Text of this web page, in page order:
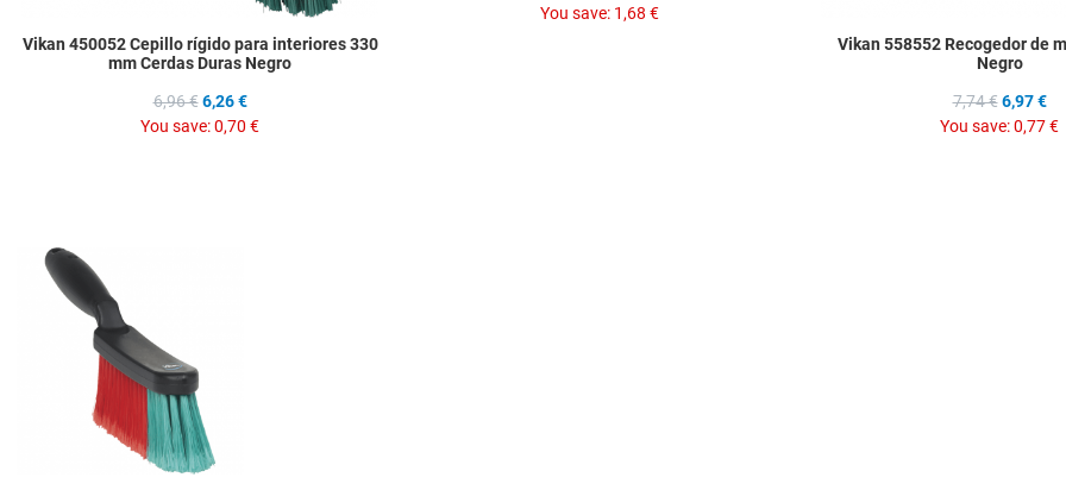
Vikan 450052 Cepillo rígido para interiores 330
mm Cerdas Duras Negro
6,96 € 6,26 €
You save:0,70 €
You save: 1,68 €
Vikan 558552 Recogedor de
Negro
7,74 € 6,97 €
You save:0,77 €